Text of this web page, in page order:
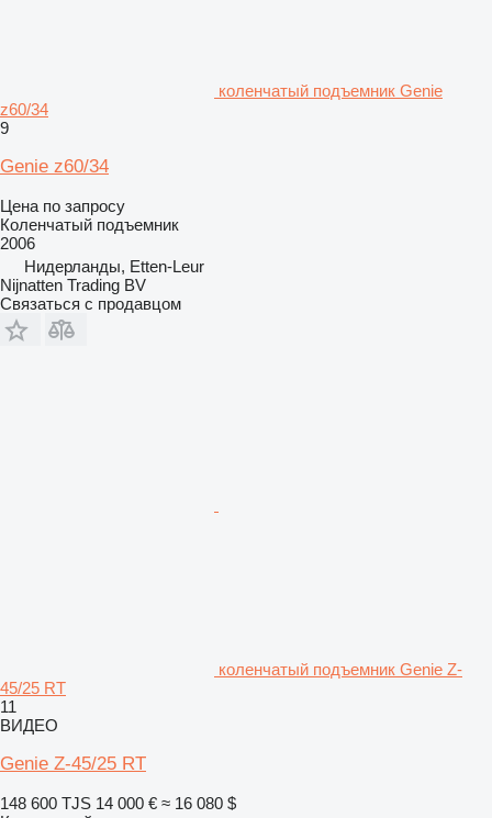
коленчатый подъемник Genie
z60/34
9
Genie z60/34
Цена по запросу
Коленчатый подъемник
2006
Нидерланды, Etten-Leur
Nijnatten Trading BV
Связаться с продавцом
коленчатый подъемник Genie Z-
45/25 RT
11
ВИДЕО
Genie Z-45/25 RT
148 600 TJS 14 000 € ≈ 16 080 $